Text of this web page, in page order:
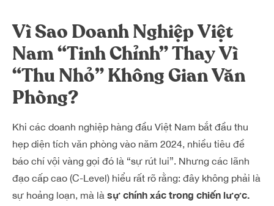
Referral
Vì Sao Doanh Nghiệp Việt
Nam “Tinh Chỉnh” Thay Vì
“Thu Nhỏ” Không Gian Văn
Phòng?
Khi các doanh nghiệp hàng đầu Việt Nam bắt đầu thu
hẹp diện tích văn phòng vào năm 2024, nhiều tiêu đề
báo chí vội vàng gọi đó là “sự rút lui”. Nhưng các lãnh
đạo cấp cao (C-Level) hiểu rất rõ rằng: đây không phải là
sự hoảng loạn, mà là sự chính xác trong chiến lược.